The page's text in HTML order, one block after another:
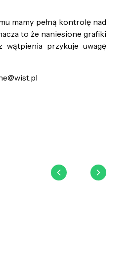
mamy pełną kontrolę nad
to że naniesione grafiki
przykuje uwagę